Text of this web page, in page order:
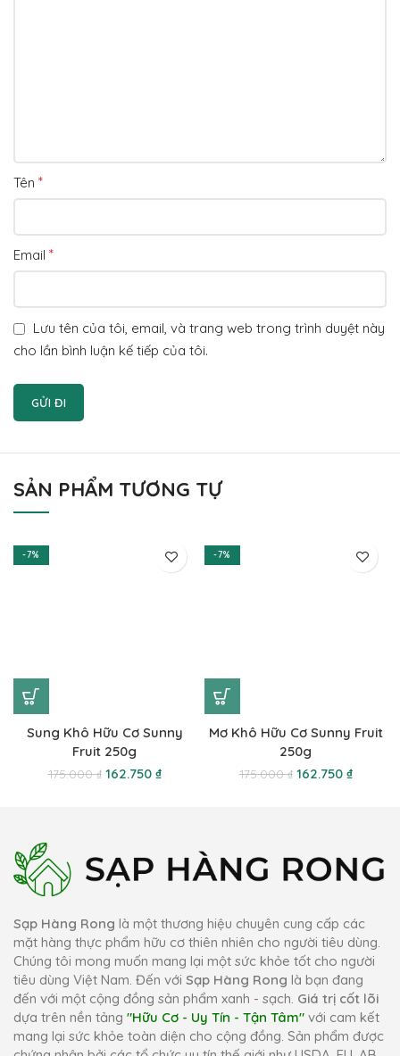
Tên *
Email *
Lưu tên của tôi, email, và trang web trong trình duyệt này
cho lần bình luận kế tiếp của tôi.
SẢN PHẨM TƯƠNG TỰ
-7%
Sung Khô Hữu Cơ Sunny
Fruit 250g
175.000₫ 162.750 ₫
-7%
Mơ Khô Hữu Cơ Sunny Fruit
250g
175.000₫ 162.750 ₫
Sạp Hàng Rong là một thương hiệu chuyên cung cấp các
mặt hàng thực phẩm hữu cơ thiên nhiên cho người tiêu dùng.
Chúng tôi mong muốn mang lại một sức khỏe tốt cho người
tiêu dùng Việt Nam. Đến với Sạp Hàng Rong là bạn đang
đến với một cộng đồng sản phẩm xanh - sạch. Giá trị cốt lõi
dựa trên nền tảng "Hữu Cơ - Uy Tín - Tận Tâm" với cam kết
mang lại sức khỏe toàn diện cho cộng đồng. Sản phẩm được